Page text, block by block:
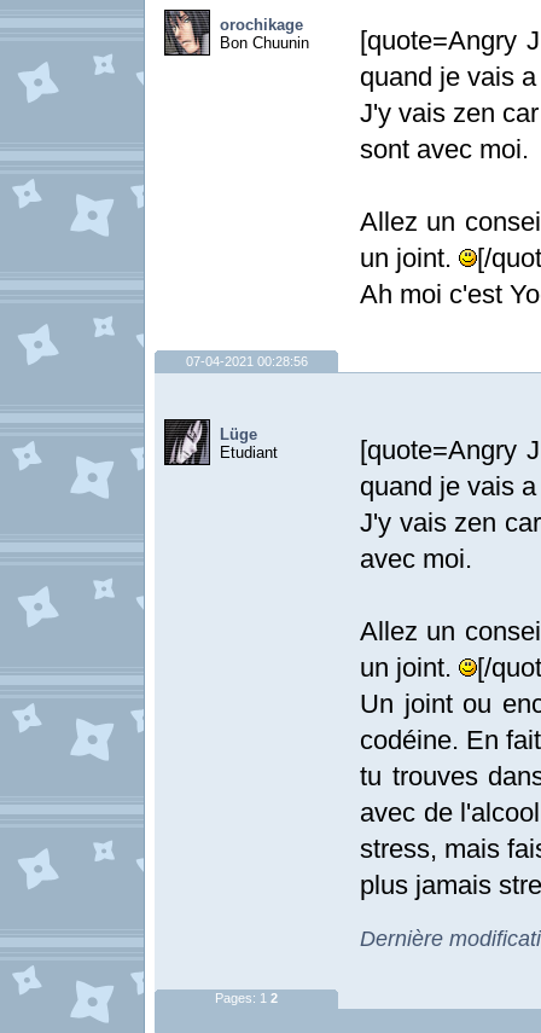
orochikage
Bon Chuunin
[quote=Angry
quand je vais
J'y vais zen
sont avec moi.
Allez un
un joint.
[/
Ah moi c'est
07-04-2021 00:28:56
Lüge
Etudiant
[quote=Angry
quand je vais
J'y vais zen
avec moi.
Allez un
un joint.
[/
Un joint ou
codéine. En
tu trouves
avec de
stress, mais
plus jamais
Dernière
Pages: 1 2